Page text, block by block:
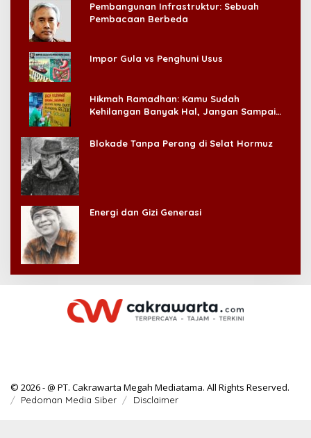
Pembangunan Infrastruktur: Sebuah
Pembacaan Berbeda
Impor Gula vs Penghuni Usus
Hikmah Ramadhan: Kamu Sudah
Kehilangan Banyak Hal, Jangan Sampai
Blokade Tanpa Perang di Selat Hormuz
Energi dan Gizi Generasi
© 2026 - @ PT. Cakrawarta Megah Mediatama. All Rights Reserved.
Pedoman Media Siber Disclaimer